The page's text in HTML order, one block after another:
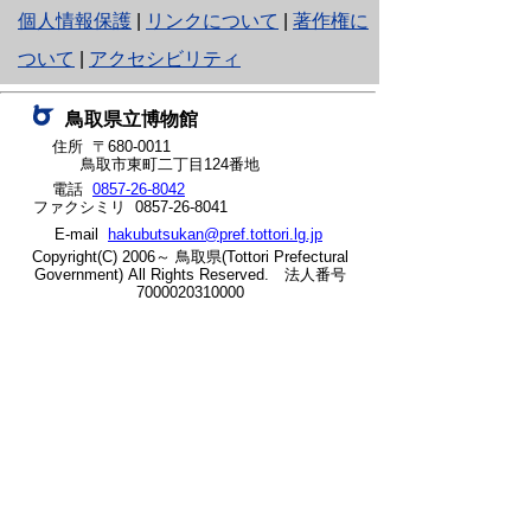
個人情報保護
と
り
ネ
ッ
ト
へ
の
リンクについて
著作権に
ついて
アクセシビリティ
鳥取県立博物館
住所 〒680-0011
鳥取市東町二丁目124番地
電話 0857-26-8042
ファクシミリ 0857-26-8041
E-mail
hakubutsukan@pref.tottori.lg.jp
Copyright(C) 2006～ 鳥取県(Tottori Prefectural
Government) All Rights Reserved. 法人番号
7000020310000